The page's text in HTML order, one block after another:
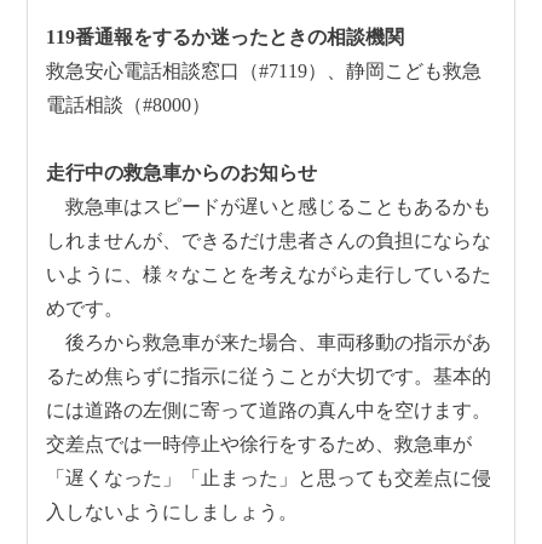
119番通報をするか迷ったときの相談機関
救急安心電話相談窓口（#7119）、静岡こども救急
電話相談（#8000）
走行中の救急車からのお知らせ
救急車はスピードが遅いと感じることもあるかも
しれませんが、できるだけ患者さんの負担にならな
いように、様々なことを考えながら走行しているた
めです。
後ろから救急車が来た場合、車両移動の指示があ
るため焦らずに指示に従うことが大切です。基本的
には道路の左側に寄って道路の真ん中を空けます。
交差点では一時停止や徐行をするため、救急車が
「遅くなった」「止まった」と思っても交差点に侵
入しないようにしましょう。